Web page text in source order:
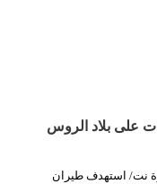
على بلاد الروس
نت/ استهدف طيران